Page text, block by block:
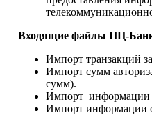
Входящие файлы ПЦ-
Импорт транзакций
Импорт сумм
сумм).
Импорт информации
Импорт информации